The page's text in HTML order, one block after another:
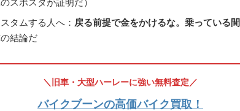
タムする人へ： 戻る前提で金をかけるな。乗っている
結論だ
＼旧車・大型ハーレーに強い無料査定／
バイクブーンの高価バイク買取！